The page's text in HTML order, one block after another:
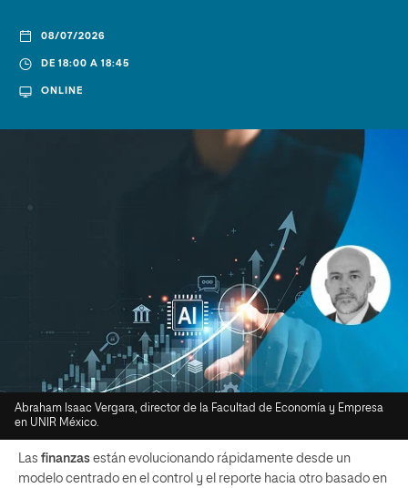
08/07/2026
DE 18:00 A 18:45
ONLINE
Abraham Isaac Vergara, director de la Facultad de Economía y Empresa
en UNIR México.
Las finanzas están evolucionando rápidamente desde un
modelo centrado en el control y el reporte hacia otro basado en